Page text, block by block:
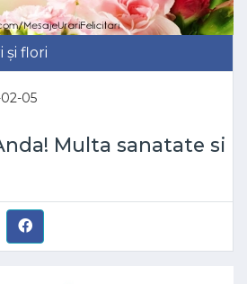
și flori
05
Multa sanatate si